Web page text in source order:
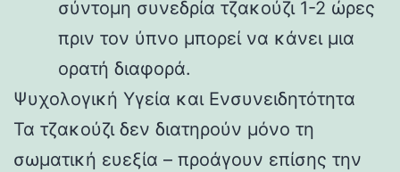
σύντομη συνεδρία τζακούζι 1-2 ώρες
πριν τον ύπνο μπορεί να κάνει μια
ορατή διαφορά.
Ψυχολογική Υγεία και Ενσυνειδητότητα
Τα τζακούζι δεν διατηρούν μόνο τη
σωματική ευεξία – προάγουν επίσης την